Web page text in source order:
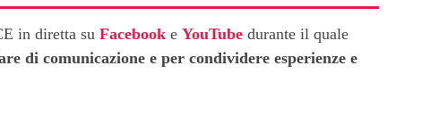
in diretta suFacebook eYouTube durante il quale
di comunicazione e per condividere esperienze e